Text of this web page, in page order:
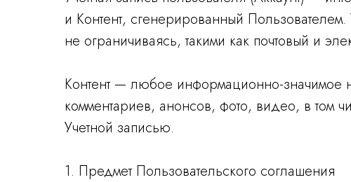
и Контент, сгенерированный
не ограничиваясь, такими как почтовый и
Контент — любое информационно-значимое
комментариев, анонсов, фото, видео, в том
Учетной записью.
1. Предмет Пользовательского соглашения